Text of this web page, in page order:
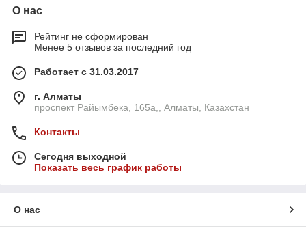
О нас
Рейтинг не сформирован
Менее 5 отзывов за последний год
Работает с 31.03.2017
г. Алматы
проспект Райымбека, 165а,, Алматы, Казахстан
Контакты
Сегодня выходной
Показать весь график работы
О нас